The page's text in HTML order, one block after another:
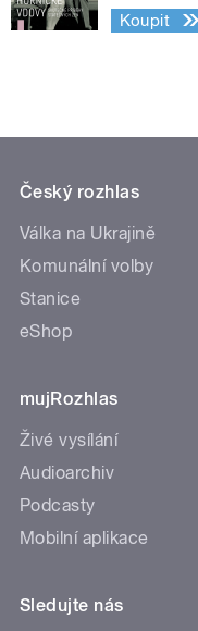
Koupit
Český rozhlas
Válka na Ukrajině
Komunální volby
Stanice
eShop
mujRozhlas
Živé vysílání
Audioarchiv
Podcasty
Mobilní aplikace
Sledujte nás